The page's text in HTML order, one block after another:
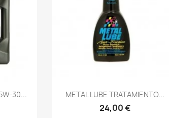
30... Vista rápida
METAL LUBE TRATAMIENTO...
24,00 €